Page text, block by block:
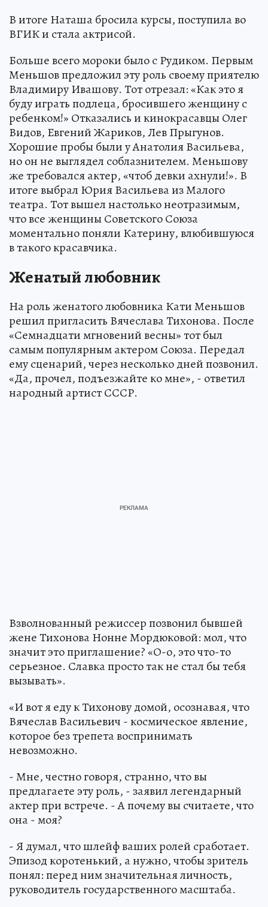
В итоге Наташа бросила курсы, поступила во
ВГИК и стала актрисой.
Больше всего мороки было с Рудиком. Первым
Меньшов предложил эту роль своему приятелю
Владимиру Ивашову. Тот отрезал: «Как это я
буду играть подлеца, бросившего женщину с
ребенком!» Отказались и кинокрасавцы Олег
Видов, Евгений Жариков, Лев Прыгунов.
Хорошие пробы были у Анатолия Васильева,
но он не выглядел соблазнителем. Меньшову
же требовался актер, «чтоб девки ахнули!». В
итоге выбрал Юрия Васильева из Малого
театра. Тот вышел настолько неотразимым,
что все женщины Советского Союза
моментально поняли Катерину, влюбившуюся
в такого красавчика.
Женатый любовник
На роль женатого любовника Кати Меньшов
решил пригласить Вячеслава Тихонова. После
«Семнадцати мгновений весны» тот был
самым популярным актером Союза. Передал
ему сценарий, через несколько дней позвонил.
«Да, прочел, подъезжайте ко мне», - ответил
народный артист СССР.
Взволнованный режиссер позвонил бывшей
жене Тихонова Нонне Мордюковой: мол, что
значит это приглашение? «О-о, это что-то
серьезное. Славка просто так не стал бы тебя
вызывать».
«И вот я еду к Тихонову домой, осознавая, что
Вячеслав Васильевич - космическое явление,
которое без трепета воспринимать
невозможно.
- Мне, честно говоря, странно, что вы
предлагаете эту роль, - заявил легендарный
актер при встрече. - А почему вы считаете, что
она - моя?
- Я думал, что шлейф ваших ролей сработает.
Эпизод коротенький, а нужно, чтобы зритель
понял: перед ним значительная личность,
руководитель государственного масштаба.